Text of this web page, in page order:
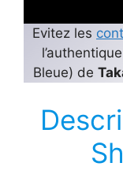
Evitez les
Bleue) de